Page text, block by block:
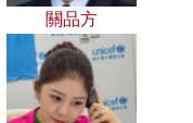
關品方